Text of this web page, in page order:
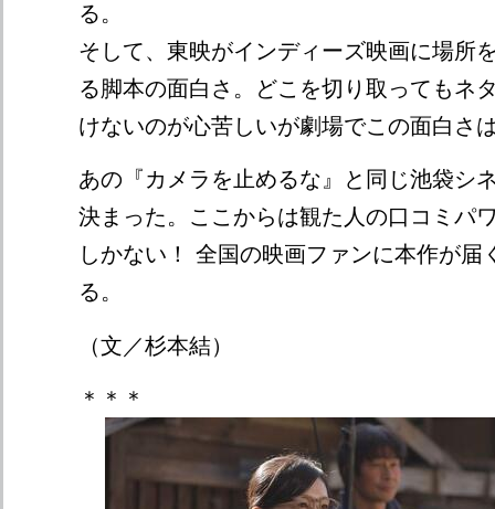
る。
そして、東映がインディーズ映画に場所
る脚本の面白さ。どこを切り取ってもネ
けないのが心苦しいが劇場でこの面白さ
あの『カメラを止めるな』と同じ池袋シ
決まった。ここからは観た人の口コミパ
しかない！ 全国の映画ファンに本作が届
る。
（文／杉本結）
＊＊＊